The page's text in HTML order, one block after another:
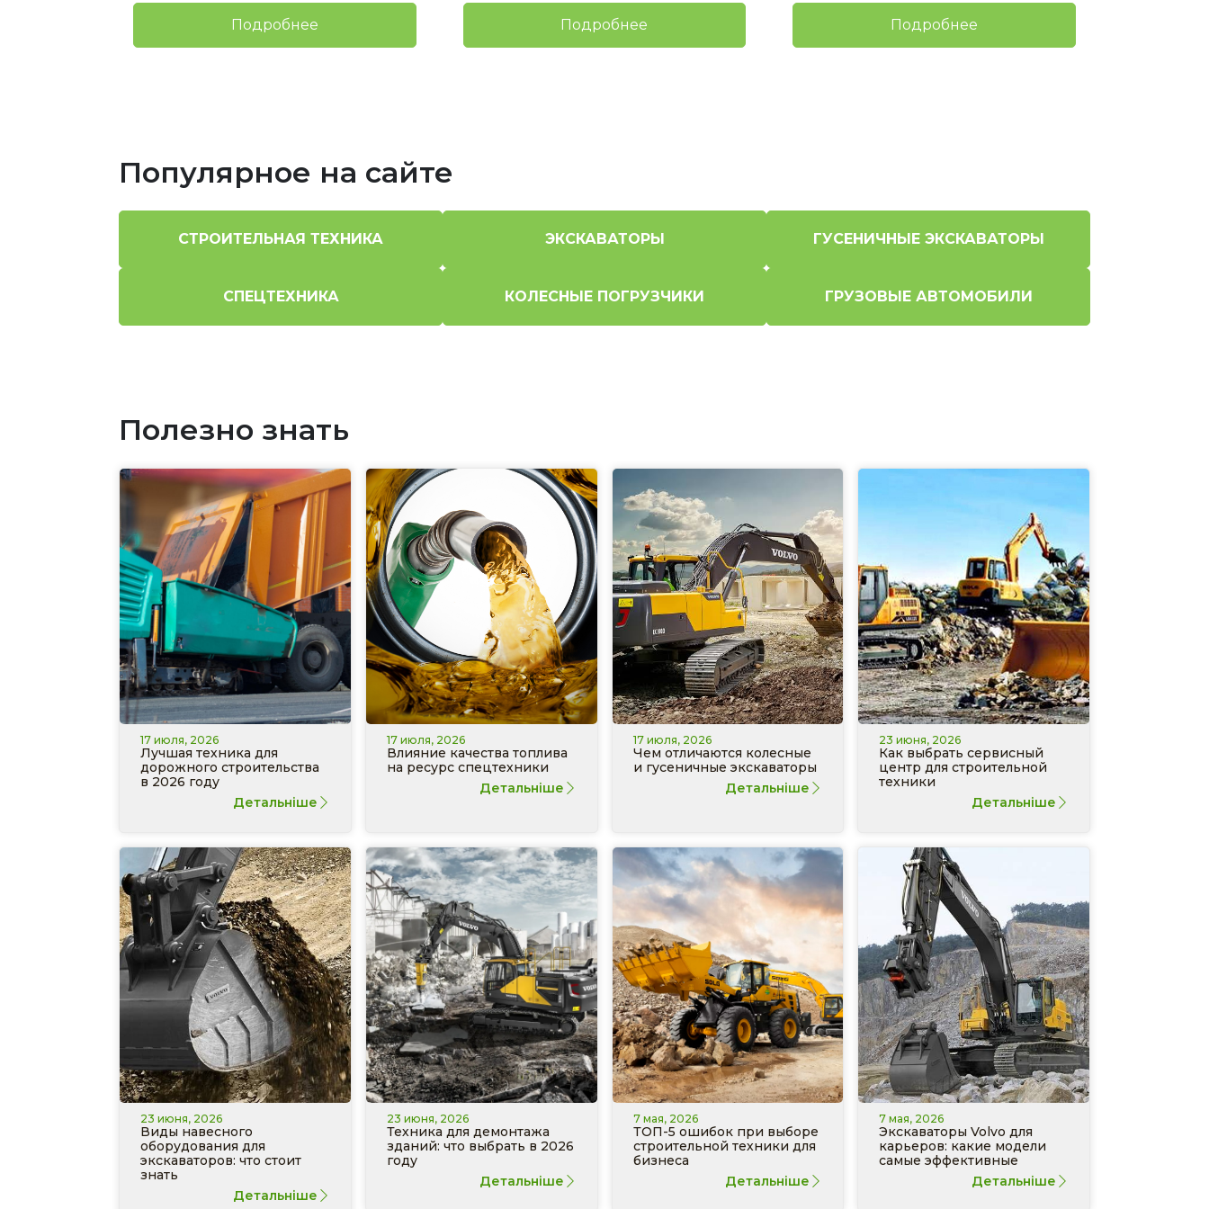
Подробнее Подробнее Подробнее
Популярное на сайте
СТРОИТЕЛЬНАЯ ТЕХНИКА ЭКСКАВАТОРЫ ГУСЕНИЧНЫЕ ЭКСКАВАТОРЫ
СПЕЦТЕХНИКА КОЛЕСНЫЕ ПОГРУЗЧИКИ ГРУЗОВЫЕ АВТОМОБИЛИ
Полезно знать
17 июля, 2026
Лучшая техника для
дорожного строительства
в 2026 году
Детальніше
17 июля, 2026
Влияние качества топлива
на ресурс спецтехники
Детальніше
17 июля, 2026
Чем отличаются колесные
и гусеничные экскаваторы
Детальніше
23 июня, 2026
Как выбрать сервисный
центр для строительной
техники
Детальніше
23 июня, 2026
Виды навесного
оборудования для
экскаваторов: что стоит
знать
Детальніше
23 июня, 2026
Техника для демонтажа
зданий: что выбрать в 2026
году
Детальніше
7 мая, 2026
ТОП-5 ошибок при выборе
строительной техники для
бизнеса
Детальніше
7 мая, 2026
Экскаваторы Volvo для
карьеров: какие модели
самые эффективные
Детальніше